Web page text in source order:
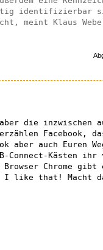
identifizierbar
meint Klaus
die inzwischen
Facebook,
aber auch Euren
Kästen ihr
Browser Chrome
I like that! Macht